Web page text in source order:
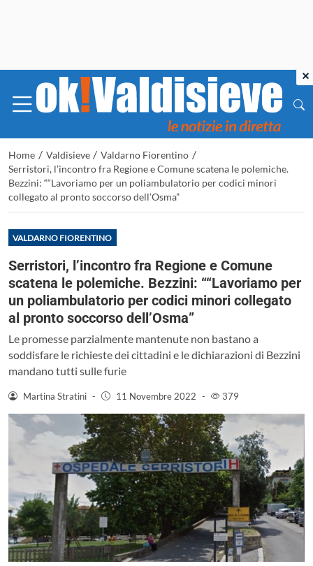
Home / Valdisieve / Valdarno Fiorentino /
Serristori, l’incontro fra Regione e Comune scatena le polemiche.
Bezzini: ““Lavoriamo per un poliambulatorio per codici minori
collegato al pronto soccorso dell’Osma”
VALDARNO FIORENTINO
Serristori, l’incontro fra Regione e Comune
scatena le polemiche. Bezzini: ““Lavoriamo per
un poliambulatorio per codici minori collegato
al pronto soccorso dell’Osma”
Le promesse parzialmente mantenute non bastano a
soddisfare le richieste dei cittadini e le dichiarazioni di Bezzini
mandano tutti sulle furie
Martina Stratini - 11 Novembre 2022 - 379
×